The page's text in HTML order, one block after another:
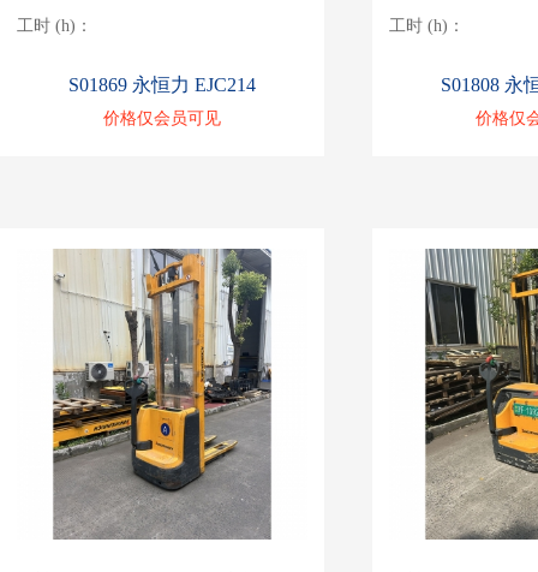
工时 (h)：
S01869 永恒力 EJC214
价格仅会员可见
工时 (h)：
S01808 永
价格仅